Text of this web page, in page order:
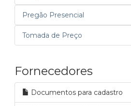
Pregão Presencial
Tomada de Preço
Fornecedores
Documentos para cadastro